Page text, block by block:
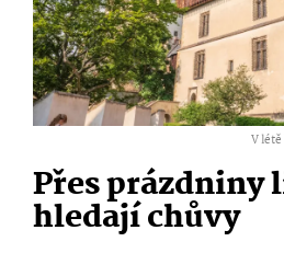
V
Přes prázdniny
hledají chůvy